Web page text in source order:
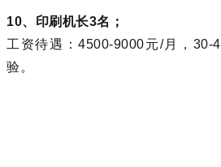
10、印刷机长3名；
工资待遇：4500-9000元/月，30-
验。